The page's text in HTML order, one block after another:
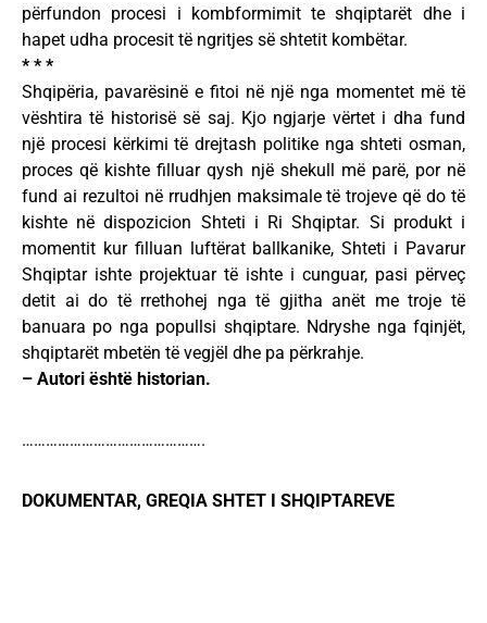
përfundon procesi i kombformimit te shqiptarët dhe i
hapet udha procesit të ngritjes së shtetit kombëtar.
* * *
Shqipëria, pavarësinë e fitoi në një nga momentet më të
vështira të historisë së saj. Kjo ngjarje vërtet i dha fund
një procesi kërkimi të drejtash politike nga shteti osman,
proces që kishte filluar qysh një shekull më parë, por në
fund ai rezultoi në rrudhjen maksimale të trojeve që do të
kishte në dispozicion Shteti i Ri Shqiptar. Si produkt i
momentit kur filluan luftërat ballkanike, Shteti i Pavarur
Shqiptar ishte projektuar të ishte i cunguar, pasi përveç
detit ai do të rrethohej nga të gjitha anët me troje të
banuara po nga popullsi shqiptare. Ndryshe nga fqinjët,
shqiptarët mbetën të vegjël dhe pa përkrahje.
– Autori është historian.
……………………………………….
DOKUMENTAR, GREQIA SHTET I SHQIPTAREVE